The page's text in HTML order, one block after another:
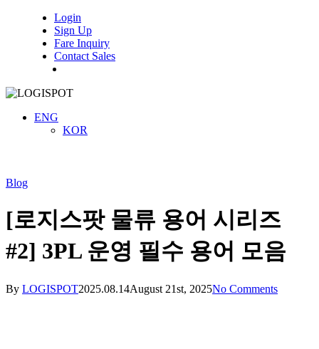
Login
Sign Up
Fare Inquiry
Contact Sales
ENG
KOR
Blog
[로지스팟 물류 용어 시리즈
#2] 3PL 운영 필수 용어 모음
By LOGISPOT2025.08.14August 21st, 2025No Comments